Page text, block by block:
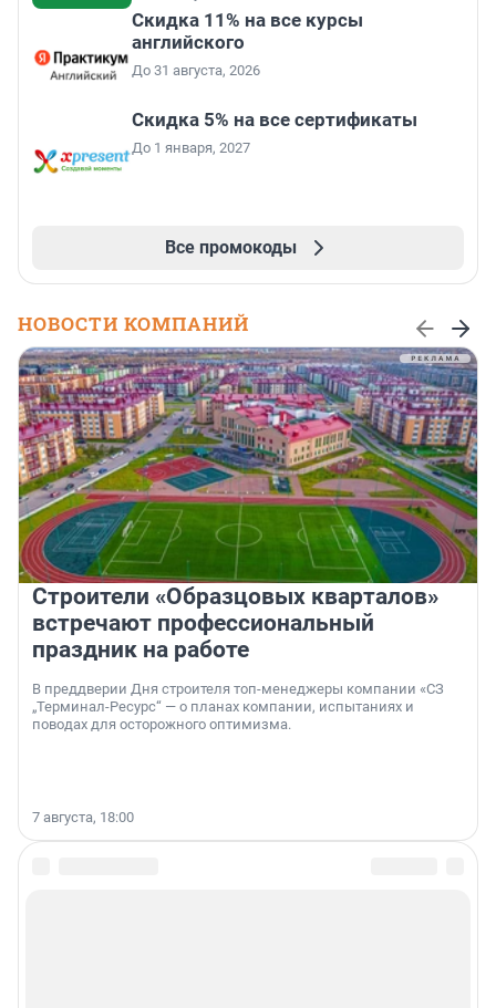
Скидка 11% на все курсы
английского
До 31 августа, 2026
Скидка 5% на все сертификаты
До 1 января, 2027
Все промокоды
НОВОСТИ КОМПАНИЙ
Строители «Образцовых кварталов»
встречают профессиональный
праздник на работе
В преддверии Дня строителя топ-менеджеры компании «СЗ
„Терминал-Ресурс“ — о планах компании, испытаниях и
поводах для осторожного оптимизма.
7 августа, 18:00